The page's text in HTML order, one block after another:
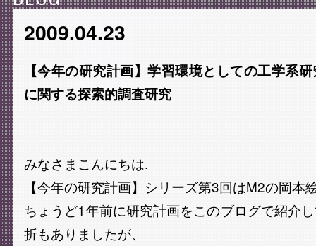
2009.04.23
【今年の研究計画】学習環境としての工学系
に関する探索的調査研究
みなさまこんにちは.
【今年の研究計画】シリーズ第3回はM2の岡本
ちょうど1年前に研究計画をこのブログで紹介
折もありましたが、